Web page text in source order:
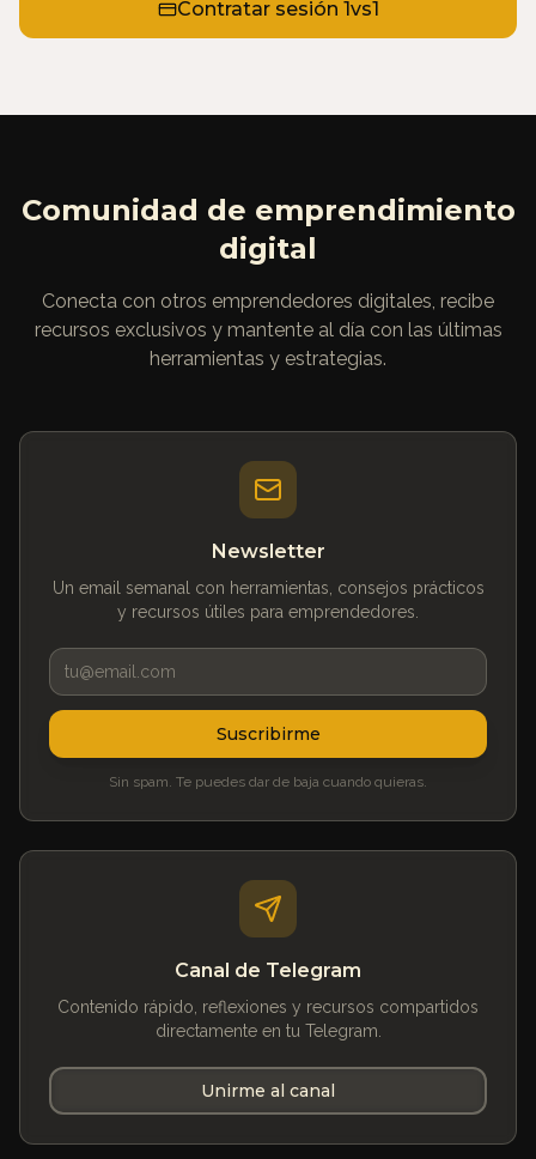
Contratar sesión 1vs1
Comunidad de emprendimiento
digital
Conecta con otros emprendedores digitales, recibe
recursos exclusivos y mantente al día con las últimas
herramientas y estrategias.
Newsletter
Un email semanal con herramientas, consejos prácticos
y recursos útiles para emprendedores.
Suscribirme
Sin spam. Te puedes dar de baja cuando quieras.
Canal de Telegram
Contenido rápido, reflexiones y recursos compartidos
directamente en tu Telegram.
Unirme al canal